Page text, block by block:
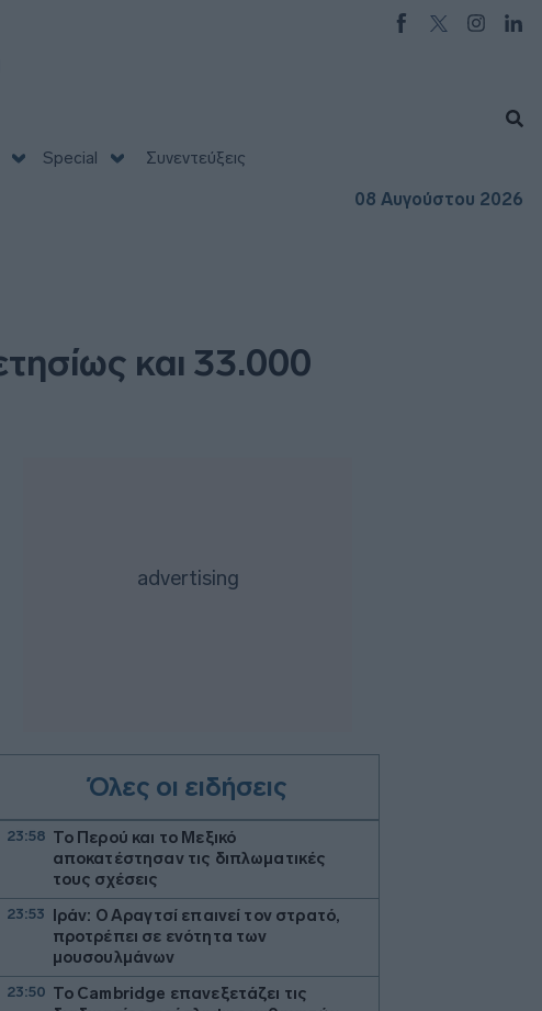
Special
Συνεντεύξεις
08 Αυγούστου 2026
και 33.000
Όλες οι ειδήσεις
23:58 Το Περού και το Μεξικό
αποκατέστησαν τις διπλωματικές
τους σχέσεις
23:53 Ιράν: Ο Αραγτσί επαινεί τον στρατό,
προτρέπει σε ενότητα των
μουσουλμάνων
23:50 Το Cambridge επανεξετάζει τις